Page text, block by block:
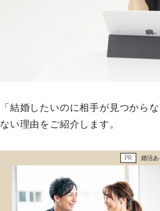
「結婚したいのに相手が見つから
ない理由をご紹介します。
PR 婚活あ